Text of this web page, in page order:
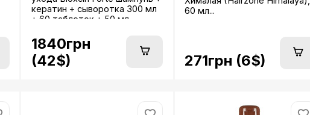
кератин + сыворотка 300 мл
+ 60 таблеток + 50 мл...
1840грн
(42$)
60 мл...
271грн (6$)